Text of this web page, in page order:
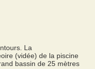
La
(vidée) de la piscine
bassin de 25 mètres